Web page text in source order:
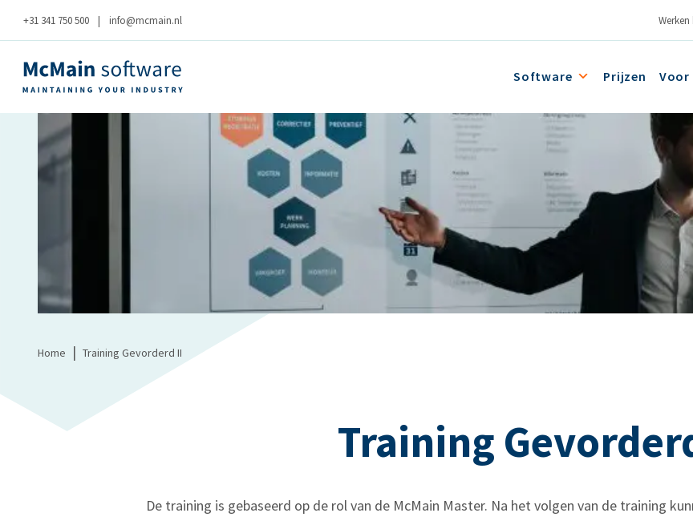
+31 341 750 500 | info@mcmain.nl Werken
Software Prijzen Voor
Home | Training Gevorderd II
Training
De training is gebaseerd op de rol van de McMain Master. Na het volgen van de training